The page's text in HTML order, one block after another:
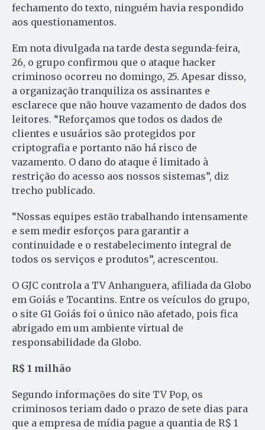
fechamento do texto, ninguém havia respondido
aos questionamentos.
Em nota divulgada na tarde desta segunda-feira,
26, o grupo confirmou que o ataque hacker
criminoso ocorreu no domingo, 25. Apesar disso,
a organização tranquiliza os assinantes e
esclarece que não houve vazamento de dados dos
leitores. “Reforçamos que todos os dados de
clientes e usuários são protegidos por
criptografia e portanto não há risco de
vazamento. O dano do ataque é limitado à
restrição do acesso aos nossos sistemas”, diz
trecho publicado.
“Nossas equipes estão trabalhando intensamente
e sem medir esforços para garantir a
continuidade e o restabelecimento integral de
todos os serviços e produtos”, acrescentou.
O GJC controla a TV Anhanguera, afiliada da Globo
em Goiás e Tocantins. Entre os veículos do grupo,
o site G1 Goiás foi o único não afetado, pois fica
abrigado em um ambiente virtual de
responsabilidade da Globo.
R$ 1 milhão
Segundo informações do site TV Pop, os
criminosos teriam dado o prazo de sete dias para
que a empresa de mídia pague a quantia de R$ 1